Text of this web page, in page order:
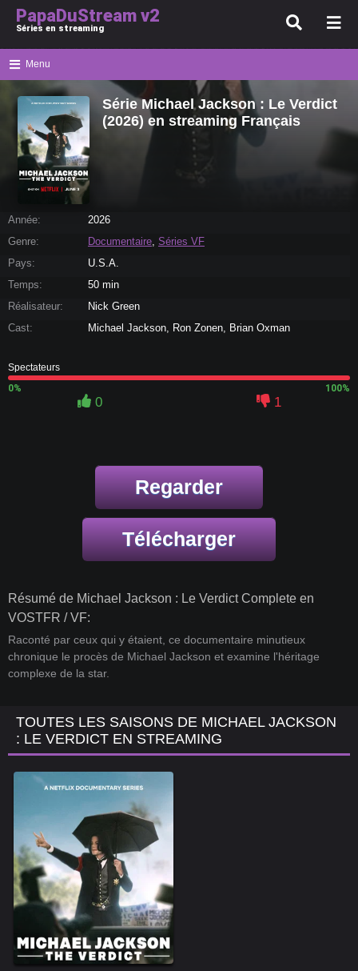
PapaDuStream v2
Séries en streaming
Menu
Série Michael Jackson : Le Verdict
(2026) en streaming Français
Année:
2026
Genre:
Documentaire, Séries VF
Pays:
U.S.A.
Temps:
50 min
Réalisateur:
Nick Green
Cast:
Michael Jackson, Ron Zonen, Brian Oxman
Spectateurs
0%
100%
0 1
Regarder
Télécharger
Résumé de Michael Jackson : Le Verdict Complete en
VOSTFR / VF:
Raconté par ceux qui y étaient, ce documentaire minutieux
chronique le procès de Michael Jackson et examine l'héritage
complexe de la star.
TOUTES LES SAISONS DE MICHAEL JACKSON
: LE VERDICT EN STREAMING